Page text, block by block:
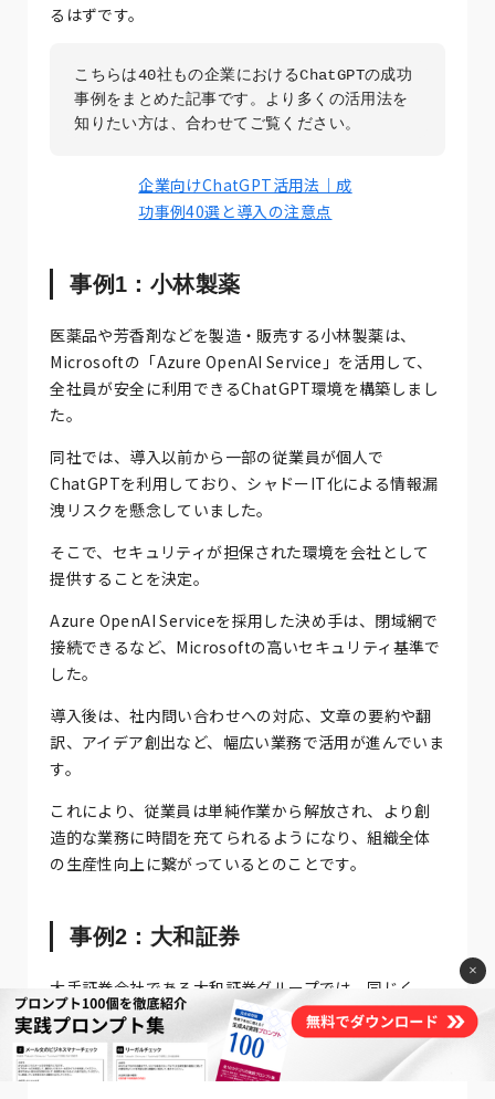
るはずです。
こちらは40社もの企業におけるChatGPTの成功
事例をまとめた記事です。より多くの活用法を
知りたい方は、合わせてご覧ください。
企業向けChatGPT活用法｜成
功事例40選と導入の注意点
事例1：小林製薬
医薬品や芳香剤などを製造・販売する小林製薬は、
Microsoftの「Azure OpenAI Service」を活用して、
全社員が安全に利用できるChatGPT環境を構築しまし
た。
同社では、導入以前から一部の従業員が個人で
ChatGPTを利用しており、シャドーIT化による情報漏
洩リスクを懸念していました。
そこで、セキュリティが担保された環境を会社として
提供することを決定。
Azure OpenAI Serviceを採用した決め手は、閉域網で
接続できるなど、Microsoftの高いセキュリティ基準で
した。
導入後は、社内問い合わせへの対応、文章の要約や翻
訳、アイデア創出など、幅広い業務で活用が進んでいま
す。
これにより、従業員は単純作業から解放され、より創
造的な業務に時間を充てられるようになり、組織全体
の生産性向上に繋がっているとのことです。
事例2：大和証券
大手証券会社である大和証券グループでは、同じく
「Azure OpenAI Service」を利用した対話型AI「大和
チャット」を開発し、グループ全社員約1万5000人を
対象に導入しました。
×